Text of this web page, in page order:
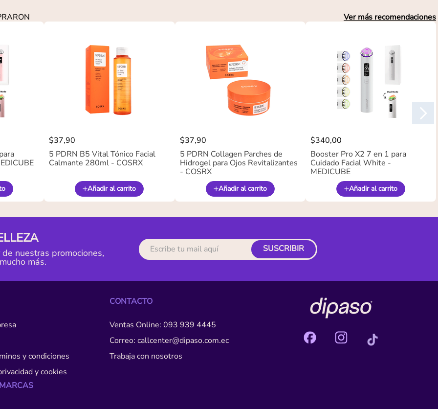
Ver más recomendaciones
$37,90
5 PDRN B5 Vital Tónico Facial
Calmante 280ml - COSRX
Añadir al carrito
$37,90
5 PDRN Collagen Parches de
Hidrogel para Ojos Revitalizantes
- COSRX
Añadir al carrito
$340,00
Booster Pro X2 7 en 1 para
Cuidado Facial White -
MEDICUBE
Añadir al carrito
nuestras promociones,
más.
SUSCRIBIR
y condiciones
y cookies
CONTACTO
Ventas Online: 093 939 4445
Correo: callcenter@dipaso.com.ec
Trabaja con nosotros